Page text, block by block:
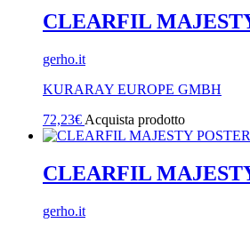
CLEARFIL
gerho.it
KURARAY EUROPE GMBH
72,23€ Acquista prodotto
CLEARFIL
gerho.it